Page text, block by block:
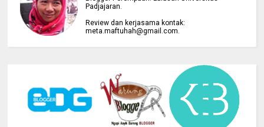
Padjajaran.
Review dan kerjasama kontak:
meta.maftuhah@gmail.com.